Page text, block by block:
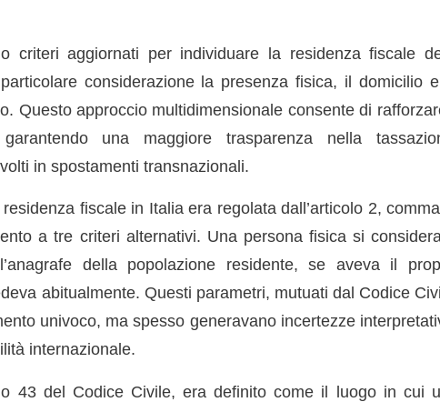
criteri aggiornati per individuare la residenza fiscale
considerazione la presenza fisica, il domicilio
Questo approccio multidimensionale consente di
una maggiore trasparenza nella
in spostamenti transnazionali.
fiscale in Italia era regolata dall’articolo 2,
a tre criteri alternativi. Una persona fisica si
della popolazione residente, se aveva il
abitualmente. Questi parametri, mutuati dal Codice
univoco, ma spesso generavano incertezze
internazionale.
43 del Codice Civile, era definito come il luogo in cui